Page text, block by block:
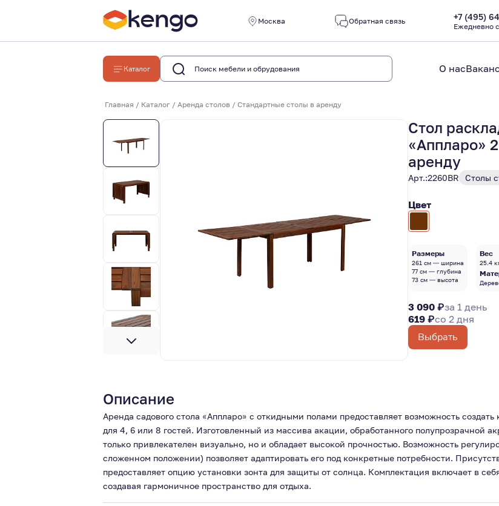
Москва Обратная связь +7 (495)
Ежедневно
Каталог О нас
Главная / Каталог / Аренда столов / Стандартные столы в аренду
Стол
«Аппларо»
аренду
Арт.:2260BR Столы
Цвет
Размеры
261 см — ширина
77 см — глубина
73 см — высота
Вес
25.4
3 090 ₽за 1 день
619 ₽со 2 дня
Выбрать
Описание
Аренда садового стола «Аппларо» с откидными полами предоставляет возможность
для 4, 6 или 8 гостей. Изготовленный из массива акации, обработанного полупрозрачной
только привлекателен визуально, но и обладает высокой прочностью. Возможность
сложенном положении) позволяет адаптировать его под конкретные потребности.
предоставляет опцию установки зонта для защиты от солнца. Комплектация включает в
создавая гармоничное пространство для отдыха.